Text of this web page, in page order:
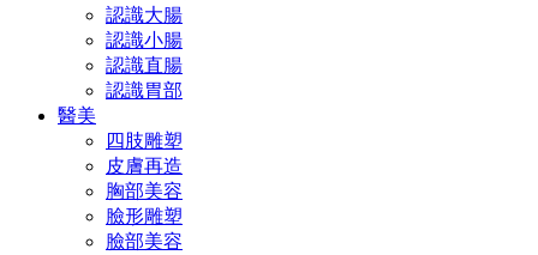
認識大腸
認識小腸
認識直腸
認識胃部
醫美
四肢雕塑
皮膚再造
胸部美容
臉形雕塑
臉部美容